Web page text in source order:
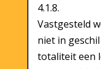
4.1.8.
Vastgesteld
niet in
totaliteit een